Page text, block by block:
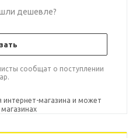
дешевле?
сообщат о поступлении
интернет-магазина и может